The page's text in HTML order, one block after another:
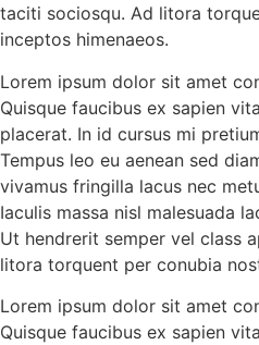
taciti sociosqu. Ad litora
inceptos himenaeos.
Lorem ipsum dolor sit amet
Quisque faucibus ex sapien
placerat. In id cursus mi
Tempus leo eu aenean sed
vivamus fringilla lacus nec
Iaculis massa nisl malesuada
Ut hendrerit semper vel class
litora torquent per conubia
Lorem ipsum dolor sit amet
Quisque faucibus ex sapien